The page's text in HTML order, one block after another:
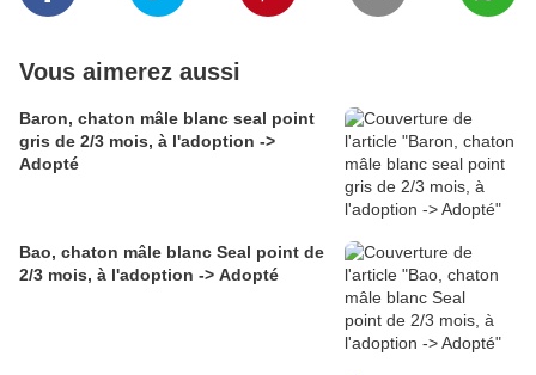
Vous aimerez aussi
Baron, chaton mâle blanc seal point
gris de 2/3 mois, à l'adoption ->
Adopté
Bao, chaton mâle blanc Seal point de
2/3 mois, à l'adoption -> Adopté